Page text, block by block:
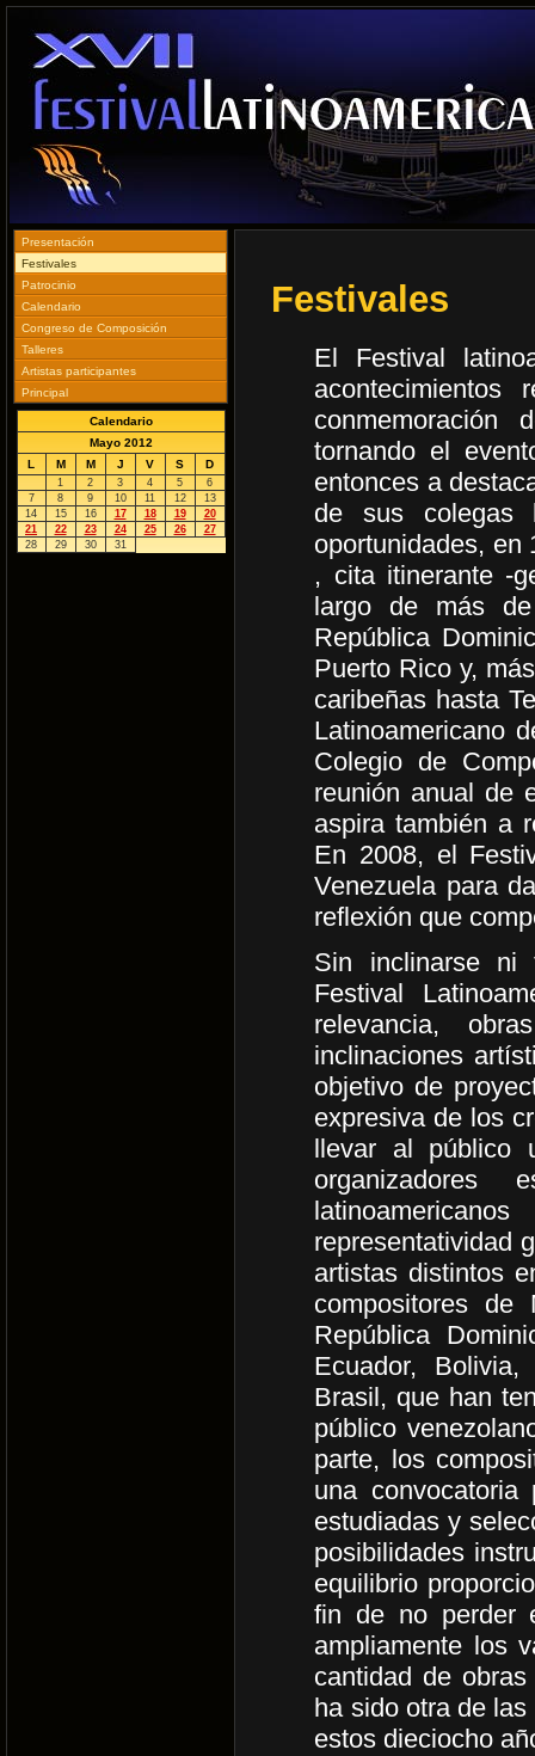
Presentación
Festivales
Patrocinio
Calendario
Congreso de Composición
Talleres
Artistas participantes
Principal
Calendario
Mayo 2012
L
M M J V S D
1 2 3 4 5
6
7
8 9 10 11 12
13
14
15 16 17 18 19
20
21
22 23 24 25 26
27
28
29 30 31
Festivales
El Festival
acontecimientos
tornando el
entonces a
de sus colegas
oportunidades, en
, cita itinerante -
largo de más
República
Puerto Rico y,
caribeñas hasta
Latinoamericano
Colegio de
reunión anual de
aspira también a
En 2008, el
Venezuela para
reflexión que
Sin inclinarse ni
Festival
relevancia,
inclinaciones
objetivo de
expresiva de los
llevar al público
representatividad
artistas distintos
compositores de
República
Ecuador,
Brasil, que han
público
parte, los
una
estudiadas y
posibilidades
equilibrio
fin de no perder
ampliamente los
cantidad de
ha sido otra de
estos dieciocho